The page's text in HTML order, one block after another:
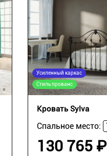
Усиленный каркас
Стиль прованс
Кровать Sylva
Спальное место:
130 765 ₽